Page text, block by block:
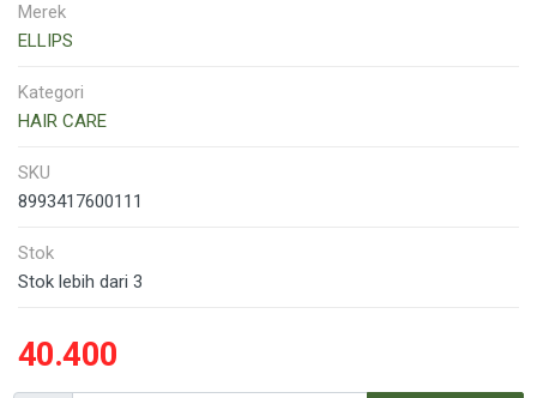
Merek
ELLIPS
Kategori
HAIR CARE
SKU
8993417600111
Stok
Stok lebih dari 3
40.400